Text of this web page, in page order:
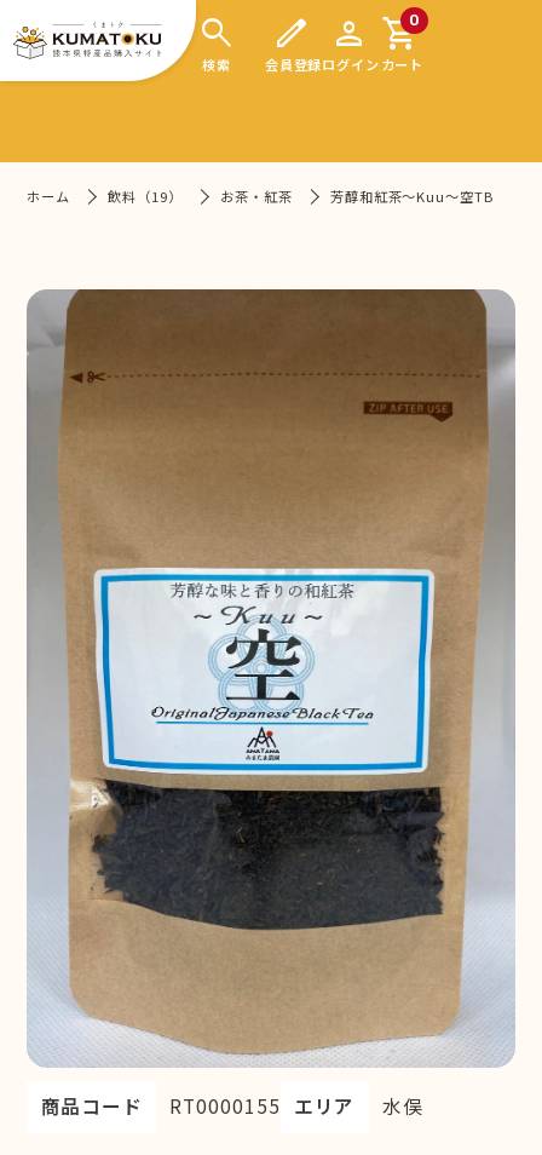
search
検索
edit
会員登録
person
ログイン
0
shopping_cart
カート
ホーム 飲料（19） お茶・紅茶 芳醇和紅茶～Kuu～空TB
商品コード RT0000155 エリア 水俣